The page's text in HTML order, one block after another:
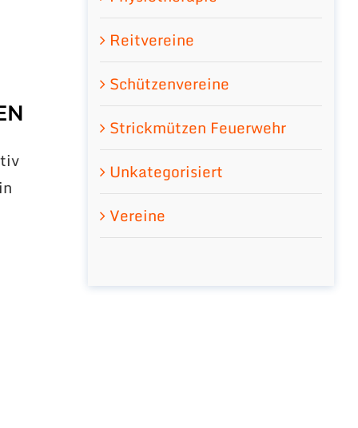
Reitvereine
Schützenvereine
Strickmützen Feuerwehr
Unkategorisiert
Vereine